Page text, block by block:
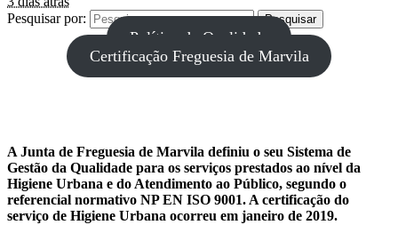
Pesquisar por:
Política da Qualidade
Certificação Freguesia de Marvila
A Junta de Freguesia de Marvila definiu o seu Sistema de
Gestão da Qualidade para os serviços prestados ao nível da
Higiene Urbana e do Atendimento ao Público, segundo o
referencial normativo NP EN ISO 9001. A certificação do
serviço de Higiene Urbana ocorreu em janeiro de 2019.